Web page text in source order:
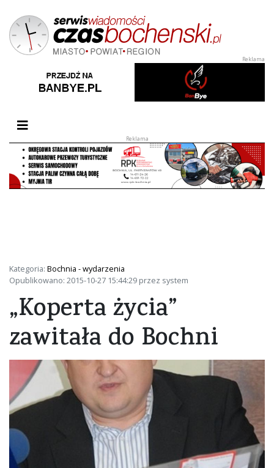
Przełącz nawigację
Kategoria: Bochnia - wydarzenia
Opublikowano: 2015-10-27 15:44:29 przez system
„Koperta życia”
zawitała do Bochni